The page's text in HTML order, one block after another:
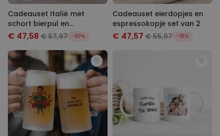
Cadeauset Italië met
schort bierpul en
espressokopje
€ 47,58 € 67,97 -30%
Cadeauset eierdopjes en
espressokopje set van 2
€ 47,57 € 55,97 -15%